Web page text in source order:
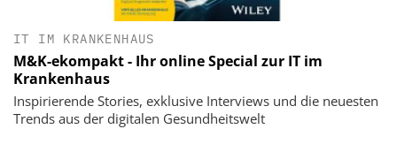
IT IM KRANKENHAUS
M&K-ekompakt - Ihr online Special zur IT im
Krankenhaus
Inspirierende Stories, exklusive Interviews und die neuesten
Trends aus der digitalen Gesundheitswelt